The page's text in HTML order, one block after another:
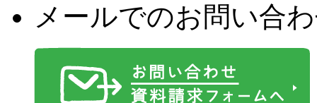
メールでのお問い合